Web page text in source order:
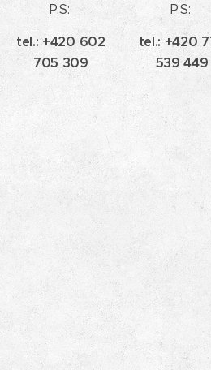
P.S:
tel.: +420 602
705 309
P.S:
tel.: +420
539 449